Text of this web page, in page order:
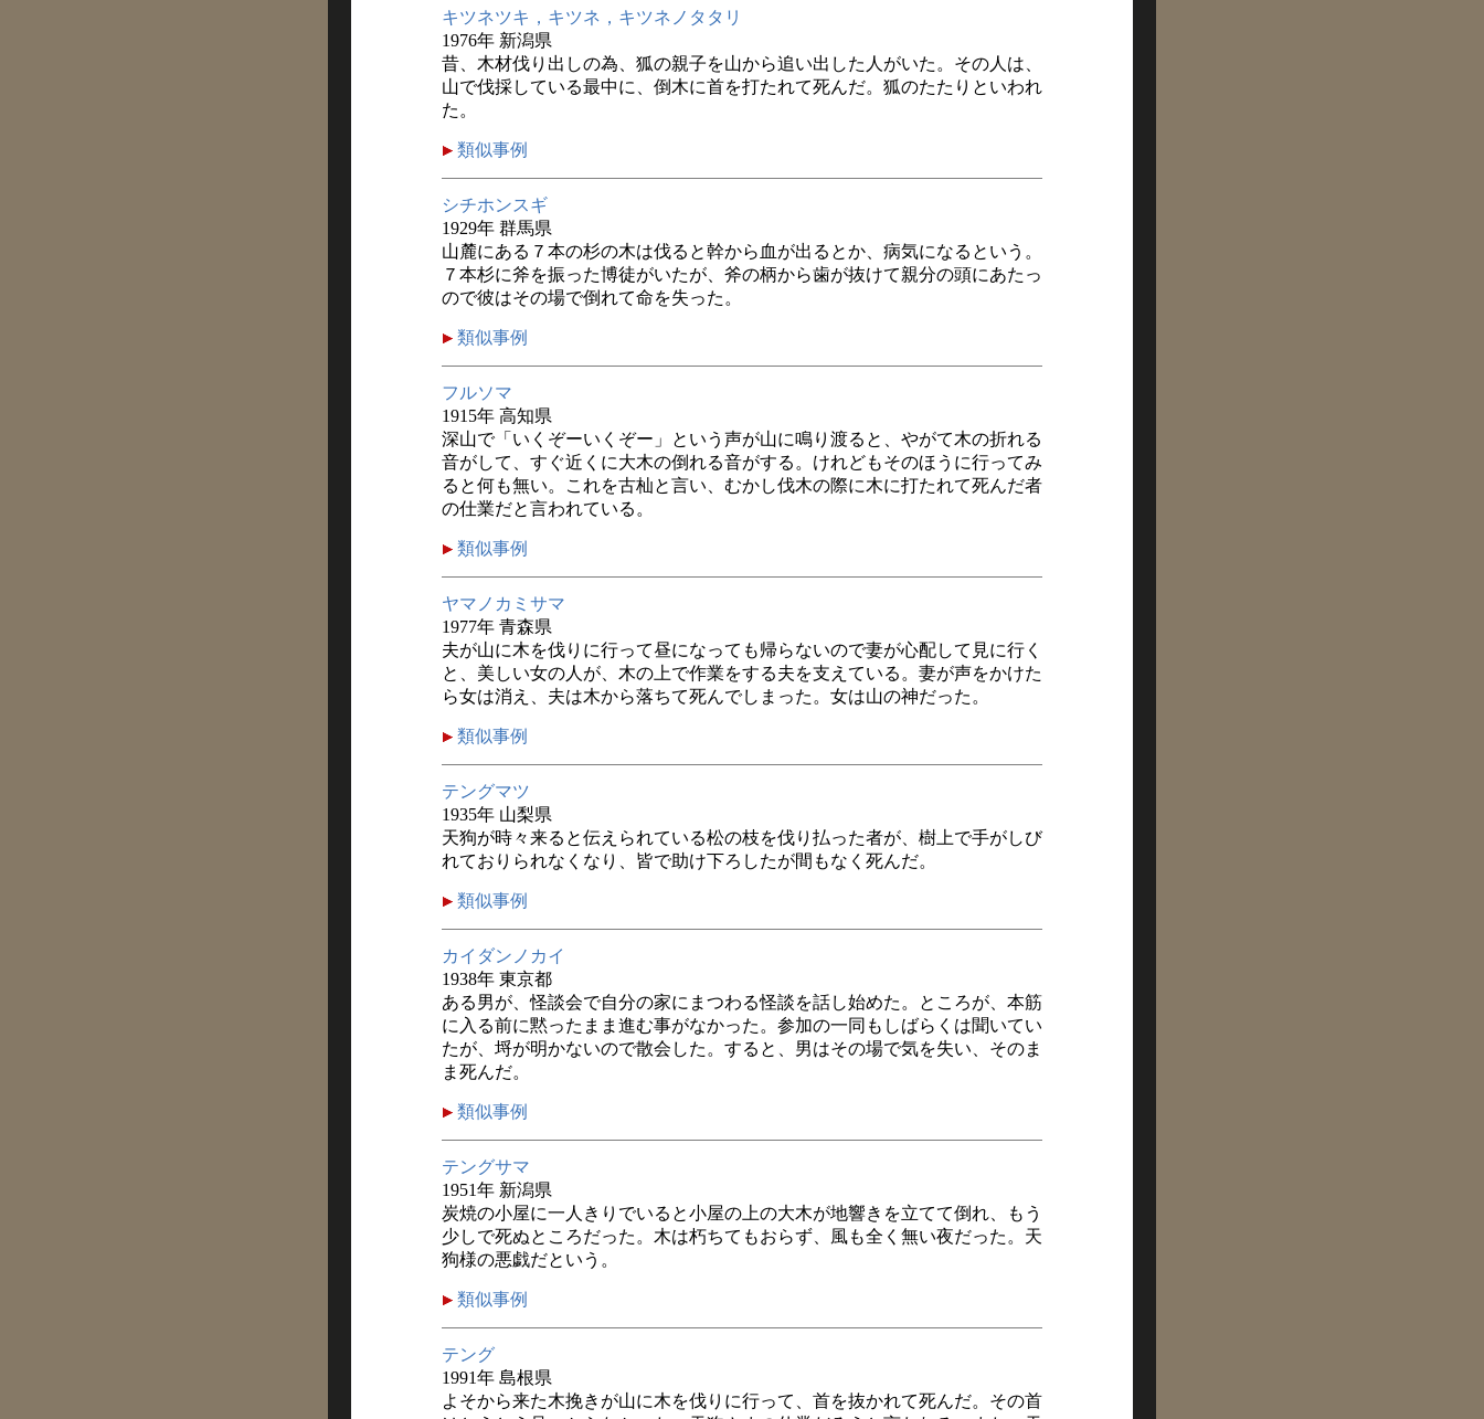
キツネツキ，キツネ，キツネノタタリ
1976年 新潟県
昔、木材伐り出しの為、狐の親子を山から追い出した人がいた。その人は、
山で伐採している最中に、倒木に首を打たれて死んだ。狐のたたりといわれ
た。
類似事例
シチホンスギ
1929年 群馬県
山麓にある７本の杉の木は伐ると幹から血が出るとか、病気になるという。
７本杉に斧を振った博徒がいたが、斧の柄から歯が抜けて親分の頭にあたっ
ので彼はその場で倒れて命を失った。
類似事例
フルソマ
1915年 高知県
深山で「いくぞーいくぞー」という声が山に鳴り渡ると、やがて木の折れる
音がして、すぐ近くに大木の倒れる音がする。けれどもそのほうに行ってみ
ると何も無い。これを古杣と言い、むかし伐木の際に木に打たれて死んだ者
の仕業だと言われている。
類似事例
ヤマノカミサマ
1977年 青森県
夫が山に木を伐りに行って昼になっても帰らないので妻が心配して見に行く
と、美しい女の人が、木の上で作業をする夫を支えている。妻が声をかけた
ら女は消え、夫は木から落ちて死んでしまった。女は山の神だった。
類似事例
テングマツ
1935年 山梨県
天狗が時々来ると伝えられている松の枝を伐り払った者が、樹上で手がしび
れておりられなくなり、皆で助け下ろしたが間もなく死んだ。
類似事例
カイダンノカイ
1938年 東京都
ある男が、怪談会で自分の家にまつわる怪談を話し始めた。ところが、本筋
に入る前に黙ったまま進む事がなかった。参加の一同もしばらくは聞いてい
たが、埒が明かないので散会した。すると、男はその場で気を失い、そのま
ま死んだ。
類似事例
テングサマ
1951年 新潟県
炭焼の小屋に一人きりでいると小屋の上の大木が地響きを立てて倒れ、もう
少しで死ぬところだった。木は朽ちてもおらず、風も全く無い夜だった。天
狗様の悪戯だという。
類似事例
テング
1991年 島根県
よそから来た木挽きが山に木を伐りに行って、首を抜かれて死んだ。その首